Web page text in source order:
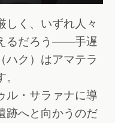
しく、いずれ人々
るだろう――手遅
ハク）はアマテラ
ル・サラァナに導
跡へと向かうのだ